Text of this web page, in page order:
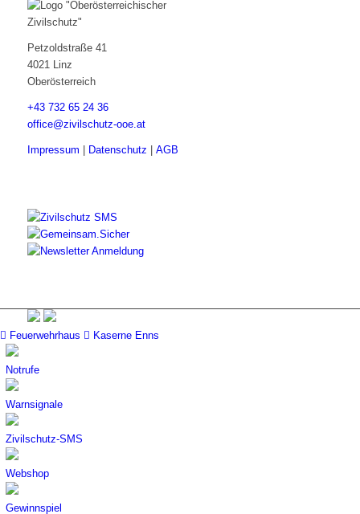
Petzoldstraße 41
4021 Linz
Oberösterreich
+43 732 65 24 36
office@zivilschutz-ooe.at
Impressum Datenschutz AGB
Feuerwehrhaus Kaserne Enns
Notrufe
Warnsignale
Zivilschutz-SMS
Webshop
Gewinnspiel